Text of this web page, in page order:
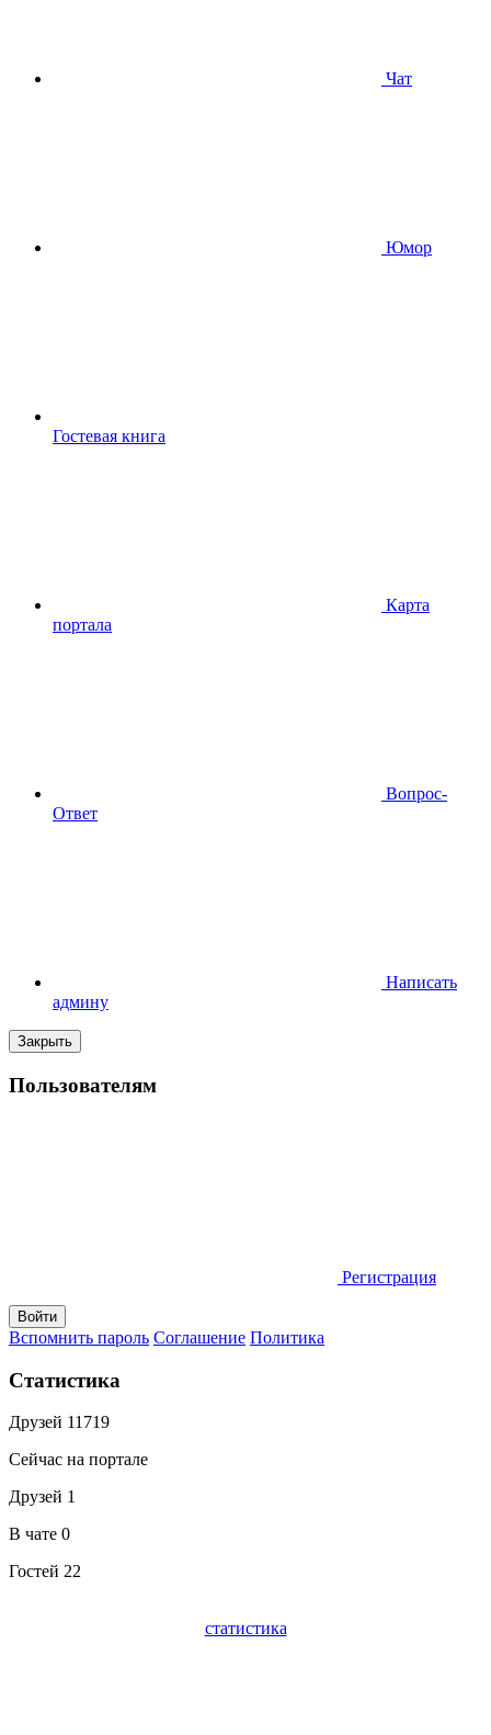
Чат
Юмор
Гостевая книга
Карта
портала
Вопрос-
Ответ
Написать
админу
Закрыть
Пользователям
Регистрация
Вспомнить пароль Соглашение Политика
Статистика
Друзей 11719
Сейчас на портале
Друзей 1
В чате 0
Гостей 22
статистика